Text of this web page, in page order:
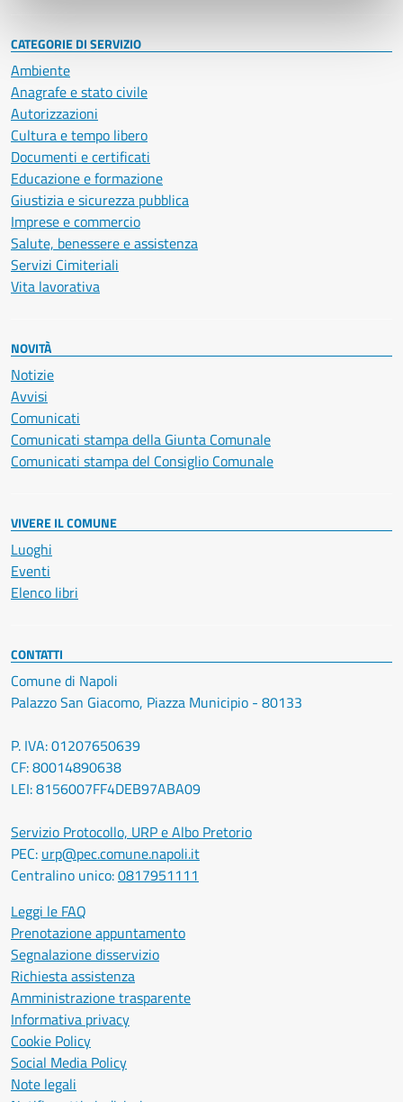
CATEGORIE DI SERVIZIO
Ambiente
Anagrafe e stato civile
Autorizzazioni
Cultura e tempo libero
Documenti e certificati
Educazione e formazione
Giustizia e sicurezza pubblica
Imprese e commercio
Salute, benessere e assistenza
Servizi Cimiteriali
Vita lavorativa
NOVITÀ
Notizie
Avvisi
Comunicati
Comunicati stampa della Giunta Comunale
Comunicati stampa del Consiglio Comunale
VIVERE IL COMUNE
Luoghi
Eventi
Elenco libri
CONTATTI
Comune di Napoli
Palazzo San Giacomo, Piazza Municipio - 80133
P. IVA: 01207650639
CF: 80014890638
LEI: 8156007FF4DEB97ABA09
Servizio Protocollo, URP e Albo Pretorio
PEC: urp@pec.comune.napoli.it
Centralino unico:0817951111
Leggi le FAQ
Prenotazione appuntamento
Segnalazione disservizio
Richiesta assistenza
Amministrazione trasparente
Informativa privacy
Cookie Policy
Social Media Policy
Note legali